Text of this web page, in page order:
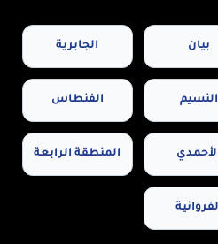
بيان الجابرية
النسيم الفنطاس
المنطقة الرابعة